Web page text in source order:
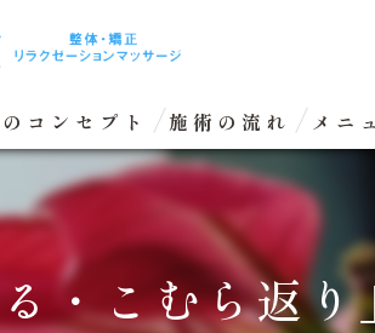
コンセプト 施術の流れ メニ
リラ
整体
眼精
・こむら返